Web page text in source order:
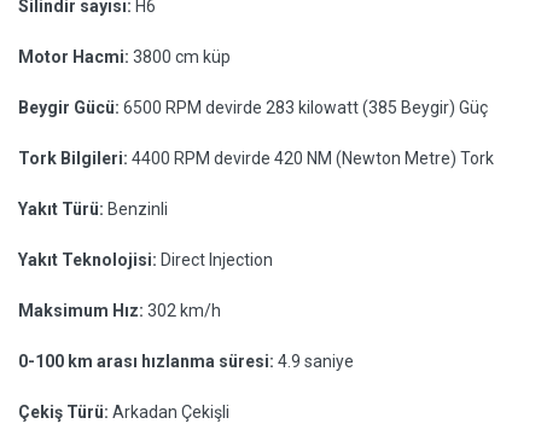
Silindir sayısı: H6
Motor Hacmi: 3800 cm küp
Beygir Gücü: 6500 RPM devirde 283 kilowatt (385 Beygir) Güç
Tork Bilgileri: 4400 RPM devirde 420 NM (Newton Metre) Tork
Yakıt Türü: Benzinli
Yakıt Teknolojisi: Direct Injection
Maksimum Hız: 302 km/h
0-100 km arası hızlanma süresi: 4.9 saniye
Çekiş Türü: Arkadan Çekişli